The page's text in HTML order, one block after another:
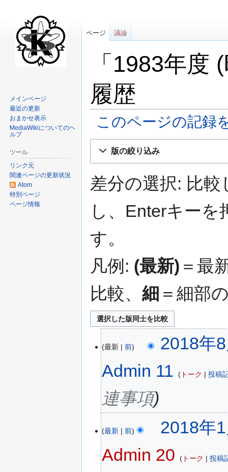
「1983年度
履歴
このページの記録
ー
シ
ン
移
動
移
動
版の絞り込み
差分の選択: 比
し、Enterキー
す。
凡例: (最新) ＝最
比較、 細 ＝細部
最新 前
2018年
Admin 11
トーク 投稿
連事項
最新 前
2018年
Admin 20
トーク 投稿
ページ 議論
メインページ
最近の更新
おまかせ表示
MediaWikiについてのヘ
ルプ
ツール
リンク元
関連ページの更新状況
Atom
特別ページ
ページ情報